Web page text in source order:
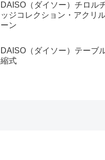
DAISO（ダイソー）チロル
ッジコレクション・アクリ
ーン
DAISO（ダイソー）テーブ
縮式